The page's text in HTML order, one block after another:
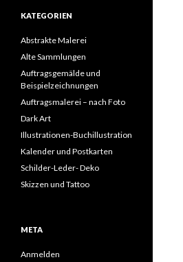
KATEGORIEN
Abstrakte Malerei
Alte Sammlungen
Auftragsgemälde und
Beispielzeichnungen
Auftragsmalerei – nach Foto
Dark Art
Illustrationen-Buchillustration
Kalender und Postkarten
Schilder-Leder- Deko
Skizzen und Tattoo
META
Anmelden